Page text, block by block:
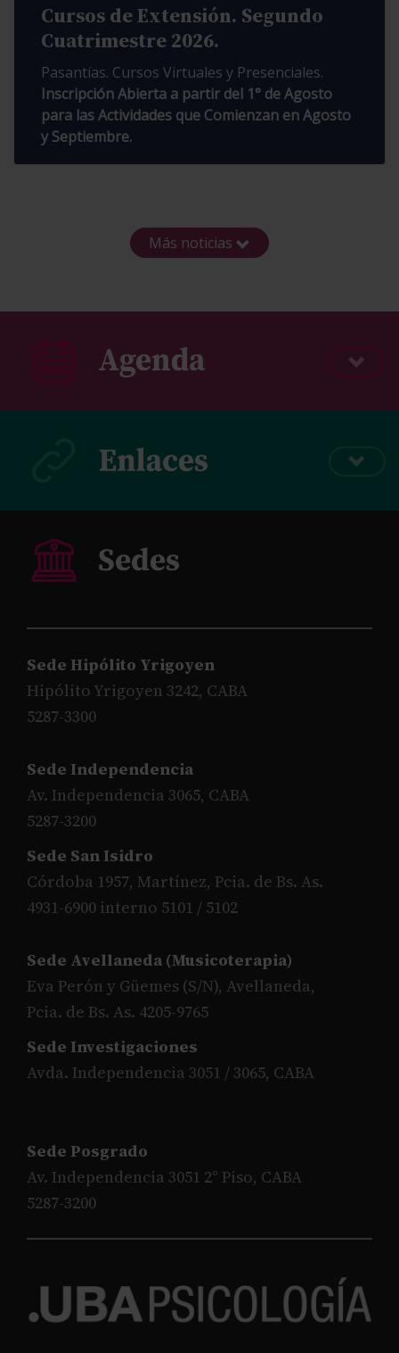
Cursos de Extensión. Segundo
Cuatrimestre 2026.
Pasantías. Cursos Virtuales y Presenciales.
Inscripción Abierta a partir del 1° de Agosto
para las Actividades que Comienzan en Agosto
y Septiembre.
Más noticias
Sede Hipólito Yrigoyen
Hipólito Yrigoyen 3242, CABA
5287-3300
Sede Independencia
Av. Independencia 3065, CABA
5287-3200
Sede San Isidro
Córdoba 1957, Martínez, Pcia. de Bs. As.
4931-6900 interno 5101 / 5102
Sede Avellaneda (Musicoterapia)
Eva Perón y Güemes (S/N), Avellaneda,
Pcia. de Bs. As. 4205-9765
Sede Investigaciones
Avda. Independencia 3051 / 3065, CABA
Sede Posgrado
Av. Independencia 3051 2° Piso, CABA
5287-3200